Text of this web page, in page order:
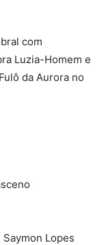
com
Luzia-Homem e
da Aurora no
Saymon Lopes